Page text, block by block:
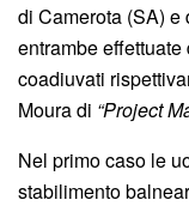
di Camerota (SA)
entrambe effettuate
coadiuvati
Moura di “Project
Nel primo caso le
stabilimento